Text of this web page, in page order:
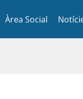
Àrea Social